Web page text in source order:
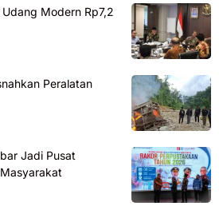
Modern Rp7,2
Peralatan
Jadi Pusat